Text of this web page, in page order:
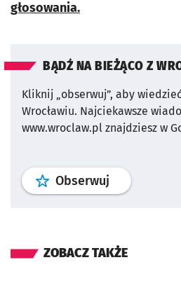
głosowania.
BĄDŹ NA BIEŻĄCO Z
Kliknij „obserwuj”, aby
Wrocławiu. Najciekawsze
www.wroclaw.pl znajdziesz w
Obserwuj profil
ZOBACZ TAKŻE